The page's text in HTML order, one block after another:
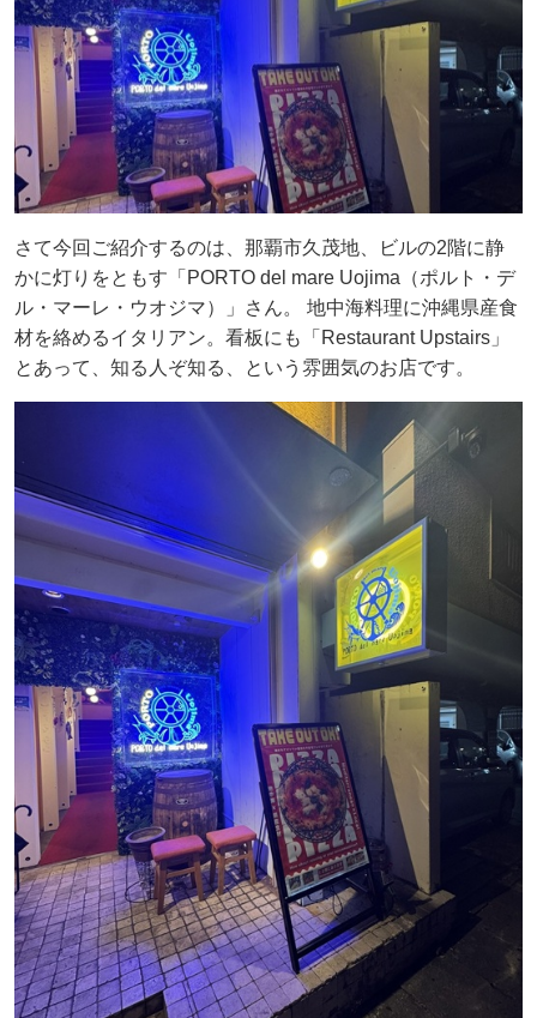
さて今回ご紹介するのは、那覇市久茂地、ビルの2階に静
かに灯りをともす「PORTO del mare Uojima（ポルト・デ
ル・マーレ・ウオジマ）」さん。 地中海料理に沖縄県産食
材を絡めるイタリアン。看板にも「Restaurant Upstairs」
とあって、知る人ぞ知る、という雰囲気のお店です。